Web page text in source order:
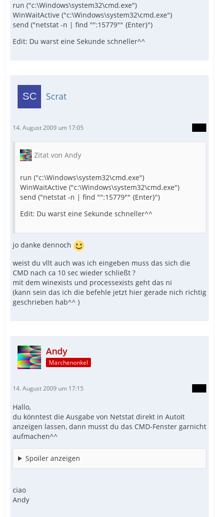
run ("c:\Windows\system32\cmd.exe")
WinWaitActive ("c:\Windows\system32\cmd.exe")
send ("netstat -n | find "":15779"" {Enter}")
Edit: Du warst eine Sekunde schneller^^
Scrat
14. August 2009 um 17:05
Zitat von Andy
run ("c:\Windows\system32\cmd.exe")
WinWaitActive ("c:\Windows\system32\cmd.exe")
send ("netstat -n | find "":15779"" {Enter}")
Edit: Du warst eine Sekunde schneller^^
jo danke dennoch
weist du vllt auch was ich eingeben muss das sich die
CMD nach ca 10 sec wieder schließt ?
mit dem winexists und processexists geht das ni
(kann sein das ich die befehle jetzt hier gerade nich richtig
geschrieben hab^^ )
Andy
Märchenonkel
14. August 2009 um 17:15
Hallo,
du könntest die Ausgabe von Netstat direkt in AutoIt
anzeigen lassen, dann musst du das CMD-Fenster garnicht
aufmachen^^
Spoiler anzeigen
ciao
Andy